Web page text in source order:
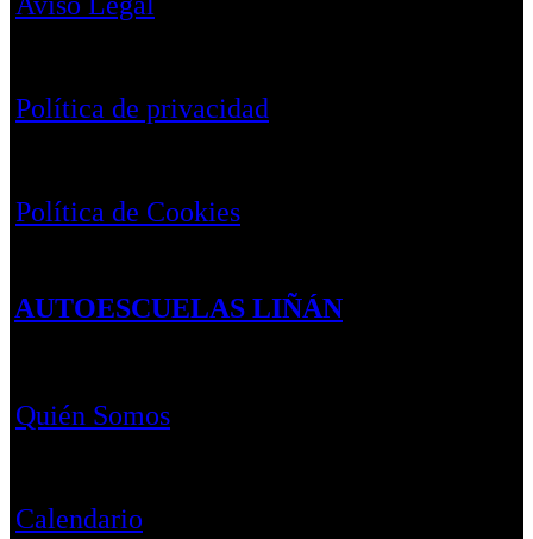
Política de privacidad
Política de Cookies
AUTOESCUELAS LIÑÁN
Quién Somos
Calendario